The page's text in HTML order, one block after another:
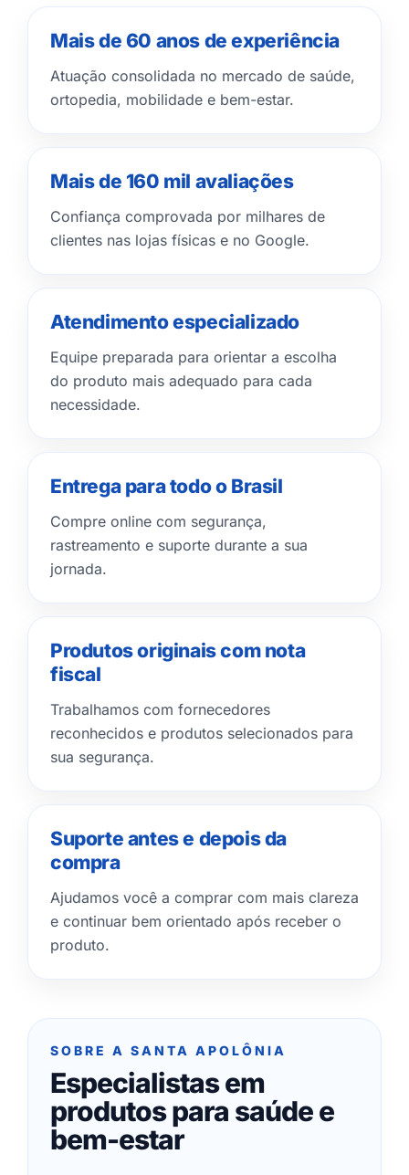
Mais de 60 anos de experiência
Atuação consolidada no mercado de saúde,
ortopedia, mobilidade e bem-estar.
Mais de 160 mil avaliações
Confiança comprovada por milhares de
clientes nas lojas físicas e no Google.
Atendimento especializado
Equipe preparada para orientar a escolha
do produto mais adequado para cada
necessidade.
Entrega para todo o Brasil
Compre online com segurança,
rastreamento e suporte durante a sua
jornada.
Produtos originais com nota
fiscal
Trabalhamos com fornecedores
reconhecidos e produtos selecionados para
sua segurança.
Suporte antes e depois da
compra
Ajudamos você a comprar com mais clareza
e continuar bem orientado após receber o
produto.
SOBRE A SANTA APOLÔNIA
Especialistas em
produtos para saúde e
bem-estar